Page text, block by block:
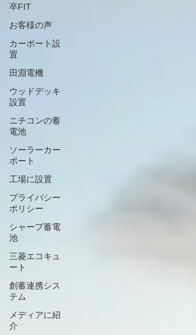
卒FIT
お客様の声
カーポート設
置
田淵電機
ウッドデッキ
設置
ニチコンの蓄
電池
ソーラーカー
ポート
工場に設置
プライバシー
ポリシー
シャープ蓄電
池
三菱エコキュ
ート
創蓄連携シス
テム
メディアに紹
介